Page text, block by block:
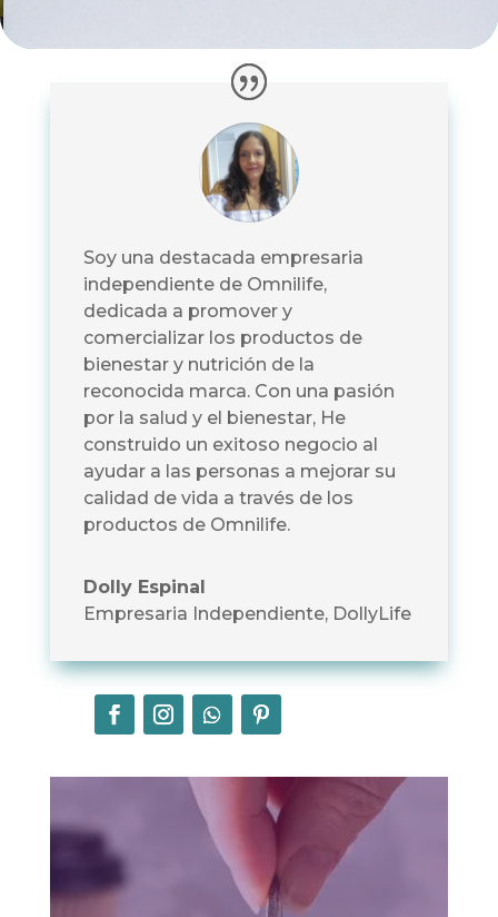
Soy una destacada empresaria
independiente de Omnilife,
dedicada a promover y
comercializar los productos de
bienestar y nutrición de la
reconocida marca. Con una pasión
por la salud y el bienestar, He
construido un exitoso negocio al
ayudar a las personas a mejorar su
calidad de vida a través de los
productos de Omnilife.
Dolly Espinal
Empresaria Independiente, DollyLife